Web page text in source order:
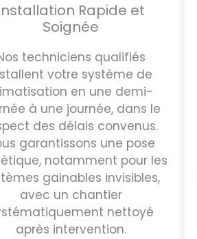
Rapide et
Soignée
techniciens qualifiés
votre système de
en une demi-
à une journée, dans le
des délais convenus.
garantissons une pose
notamment pour les
gainables invisibles,
avec un chantier
nettoyé
après intervention.